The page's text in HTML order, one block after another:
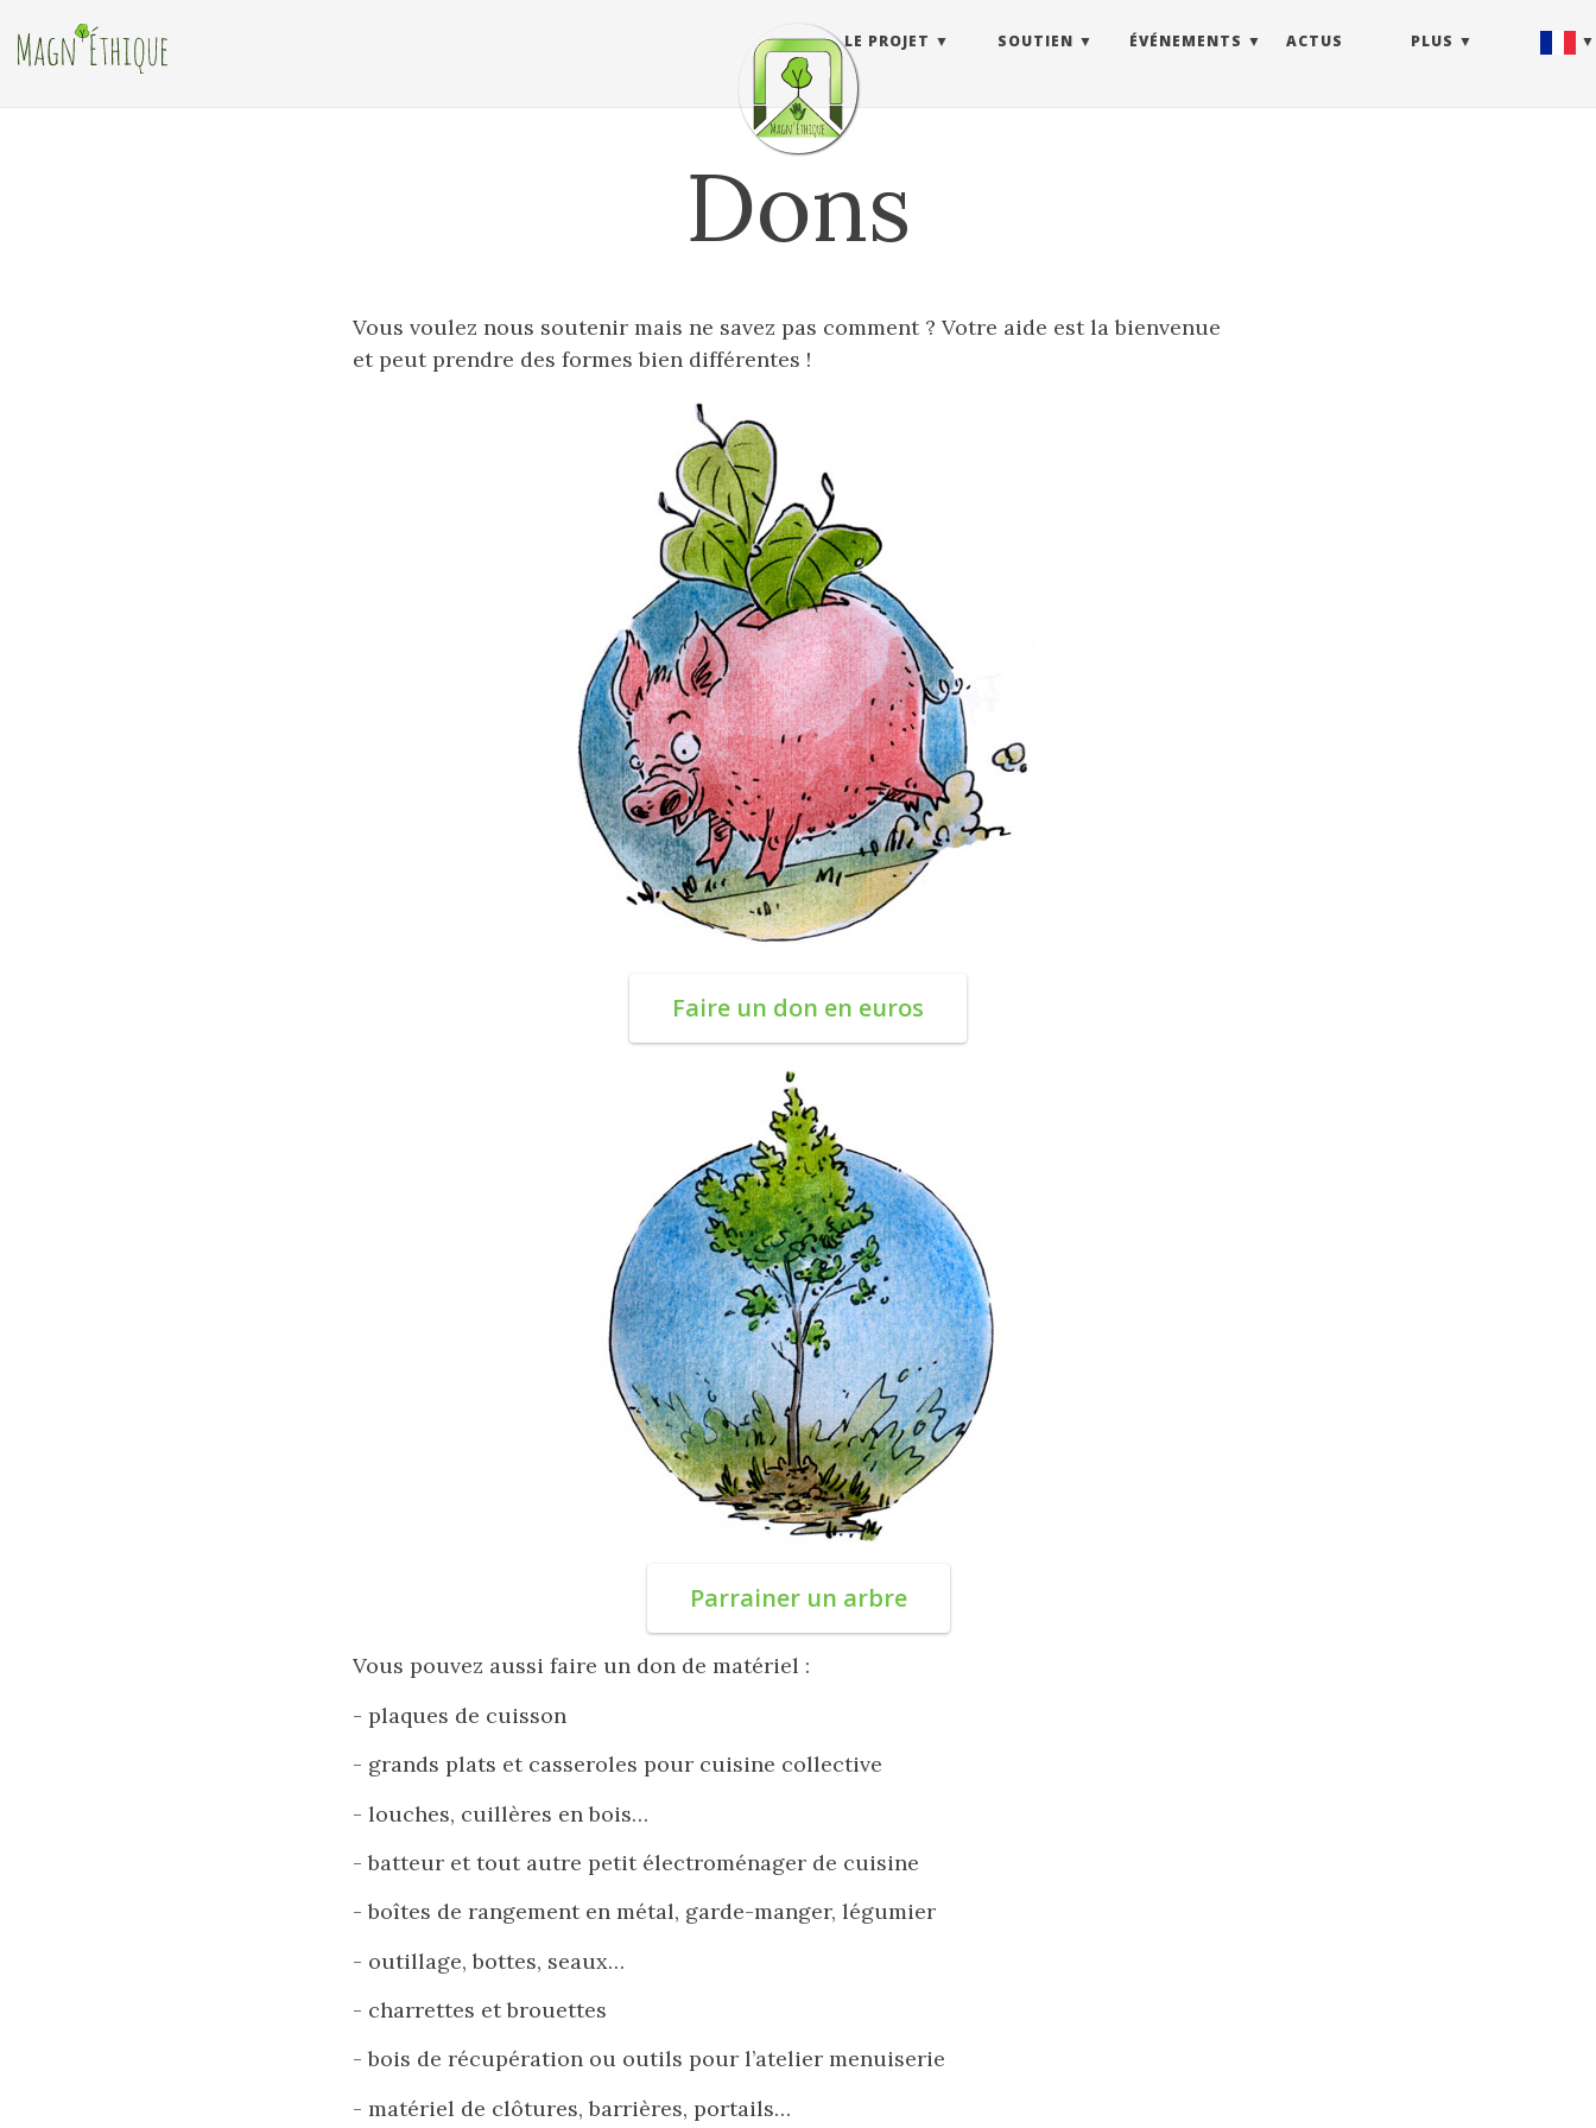
LE PROJET SOUTIEN ÉVÉNEMENTS ACTUS PLUS
Dons
Vous voulez nous soutenir mais ne savez pas comment ? Votre aide est la bienvenue
et peut prendre des formes bien différentes !
Faire un don en euros
Parrainer un arbre
Vous pouvez aussi faire un don de matériel :
- plaques de cuisson
- grands plats et casseroles pour cuisine collective
- louches, cuillères en bois…
- batteur et tout autre petit électroménager de cuisine
- boîtes de rangement en métal, garde-manger, légumier
- outillage, bottes, seaux…
- charrettes et brouettes
- bois de récupération ou outils pour l’atelier menuiserie
- matériel de clôtures, barrières, portails…